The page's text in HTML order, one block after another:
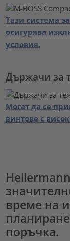
Тази система
осигурява
условия.
Държачи за
Могат да се
винтове с
време на
поръчка.